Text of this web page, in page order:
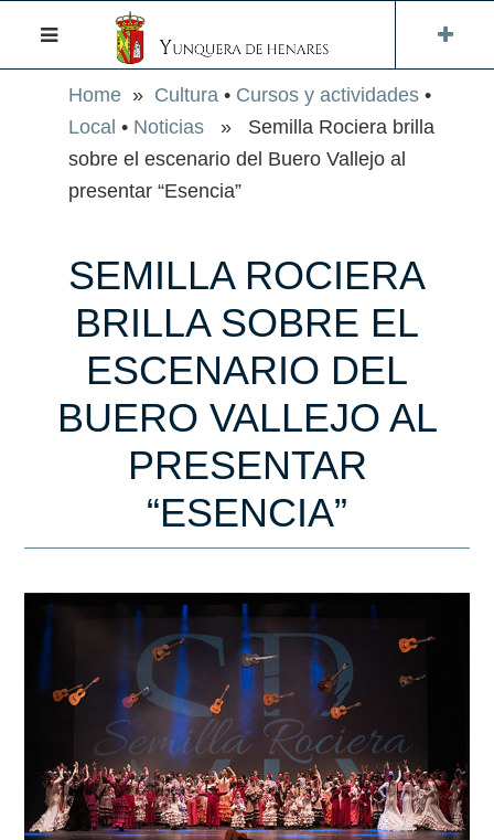
Home » Cultura • Cursos y actividades •
Local • Noticias » Semilla Rociera brilla
sobre el escenario del Buero Vallejo al
presentar “Esencia”
SEMILLA ROCIERA
BRILLA SOBRE EL
ESCENARIO DEL
BUERO VALLEJO AL
PRESENTAR
“ESENCIA”